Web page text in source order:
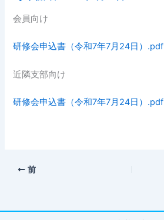
会員向け
研修会申込書（令和7年7月24日）.pdf
近隣支部向け
研修会申込書（令和7年7月24日）.pdf
前